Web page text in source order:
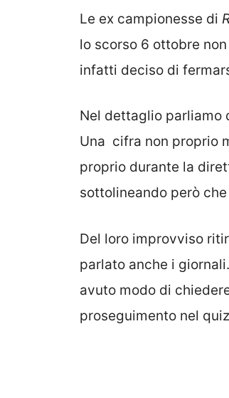
Le ex campionesse di
lo scorso 6 ottobre
infatti deciso di
Nel dettaglio parliamo
Una cifra non proprio
proprio durante la
sottolineando però
Del loro improvviso
parlato anche i
avuto modo di
proseguimento nel